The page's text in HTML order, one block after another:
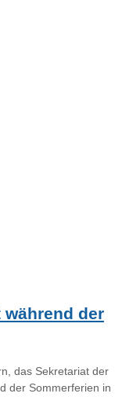
der
das Sekretariat der
der Sommerferien in